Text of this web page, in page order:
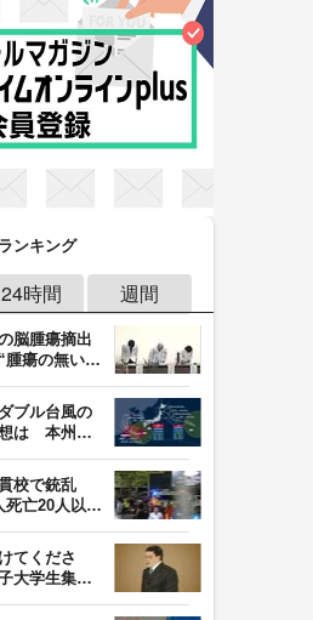
ンキング
24時間 週間
脳腫瘍摘出
腫瘍の無い部
ブル台風の
は 本州は
校で銃乱
亡20人以上
てくださ
大学生集団